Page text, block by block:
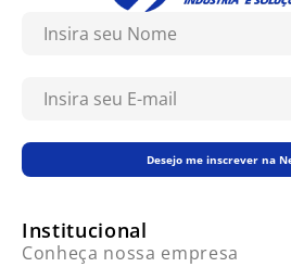
Desejo me inscrever na
Institucional
Conheça nossa empresa